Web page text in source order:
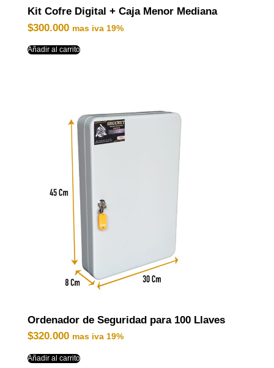
Kit Cofre Digital + Caja Menor Mediana
$300.000 mas iva 19%
Añadir al carrito
Ordenador de Seguridad para 100 Llaves
$320.000 mas iva 19%
Añadir al carrito